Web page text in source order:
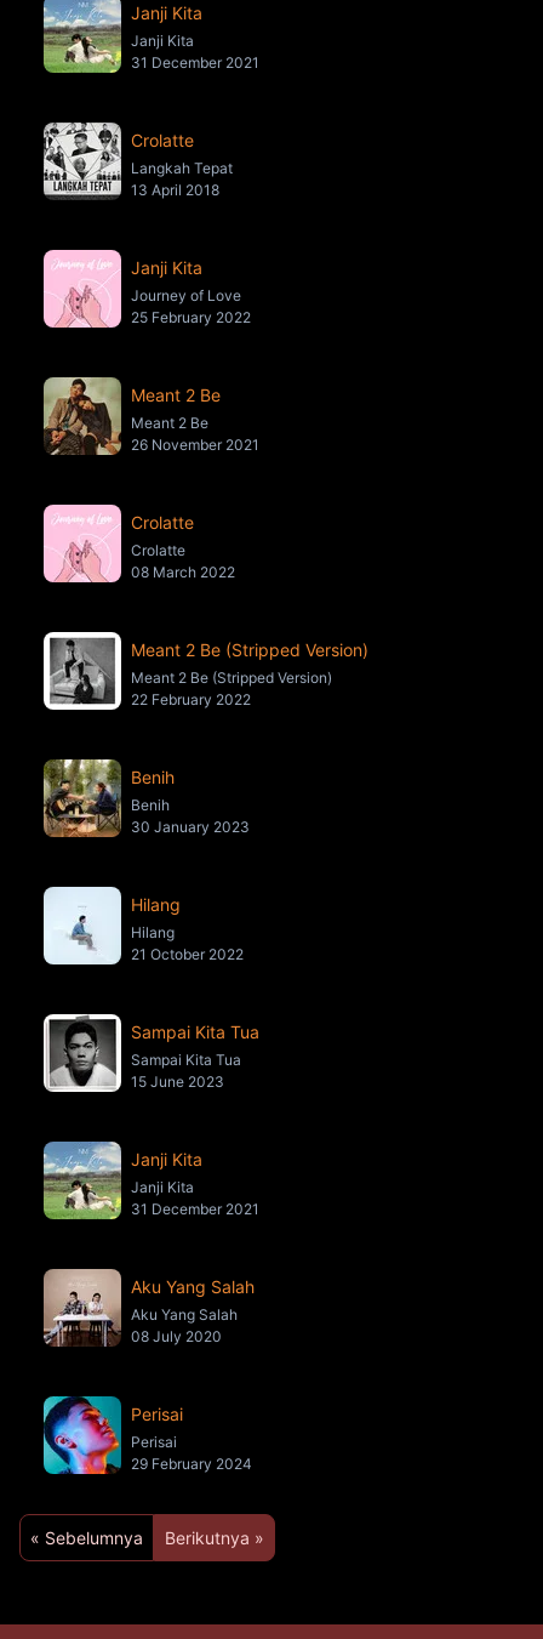
Janji Kita
Janji Kita
31 December 2021
Crolatte
Langkah Tepat
13 April 2018
Janji Kita
Journey of Love
25 February 2022
Meant 2 Be
Meant 2 Be
26 November 2021
Crolatte
Crolatte
08 March 2022
Meant 2 Be (Stripped Version)
Meant 2 Be (Stripped Version)
22 February 2022
Benih
Benih
30 January 2023
Hilang
Hilang
21 October 2022
Sampai Kita Tua
Sampai Kita Tua
15 June 2023
Janji Kita
Janji Kita
31 December 2021
Aku Yang Salah
Aku Yang Salah
08 July 2020
Perisai
Perisai
29 February 2024
« Sebelumnya Berikutnya »